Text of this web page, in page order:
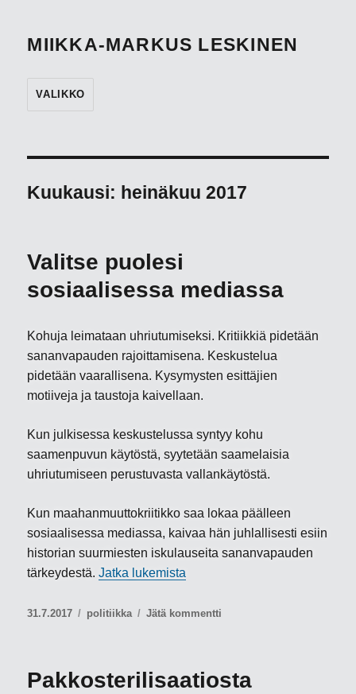
MIIKKA-MARKUS LESKINEN
VALIKKO
Kuukausi: heinäkuu 2017
Valitse puolesi
sosiaalisessa mediassa
Kohuja leimataan uhriutumiseksi. Kritiikkiä pidetään
sananvapauden rajoittamisena. Keskustelua
pidetään vaarallisena. Kysymysten esittäjien
motiiveja ja taustoja kaivellaan.
Kun julkisessa keskustelussa syntyy kohu
saamenpuvun käytöstä, syytetään saamelaisia
uhriutumiseen perustuvasta vallankäytöstä.
Kun maahanmuuttokriitikko saa lokaa päälleen
sosiaalisessa mediassa, kaivaa hän juhlallisesti esiin
historian suurmiesten iskulauseita sananvapauden
tärkeydestä.Jatka lukemista
Julkaistu
31.7.2017 Kategoriat
politiikka Jätä kommentti
mediassa
Pakkosterilisaatiosta